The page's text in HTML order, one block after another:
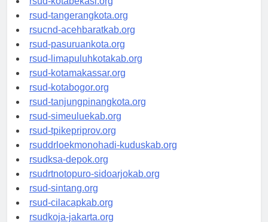
rsud-kotabekasi.org
rsud-tangerangkota.org
rsucnd-acehbaratkab.org
rsud-pasuruankota.org
rsud-limapuluhkotakab.org
rsud-kotamakassar.org
rsud-kotabogor.org
rsud-tanjungpinangkota.org
rsud-simeuluekab.org
rsud-tpikepriprov.org
rsuddrloekmonohadi-kuduskab.org
rsudksa-depok.org
rsudrtnotopuro-sidoarjokab.org
rsud-sintang.org
rsud-cilacapkab.org